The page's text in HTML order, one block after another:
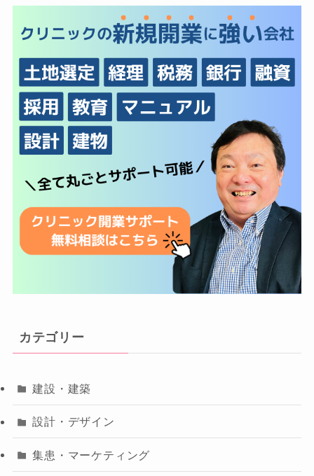
カテゴリー
建設・建築
設計・デザイン
集患・マーケティング